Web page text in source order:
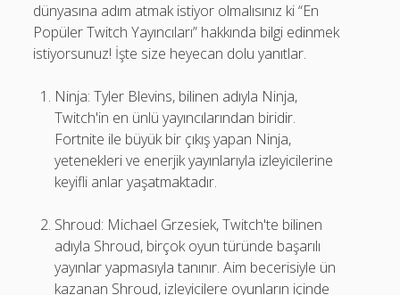
dünyasına adım atmak istiyor olmalısınız ki “En
Popüler Twitch Yayıncıları” hakkında bilgi edinmek
istiyorsunuz! İşte size heyecan dolu yanıtlar.
Ninja: Tyler Blevins, bilinen adıyla Ninja,
Twitch'in en ünlü yayıncılarından biridir.
Fortnite ile büyük bir çıkış yapan Ninja,
yetenekleri ve enerjik yayınlarıyla izleyicilerine
keyifli anlar yaşatmaktadır.
Shroud: Michael Grzesiek, Twitch'te bilinen
adıyla Shroud, birçok oyun türünde başarılı
yayınlar yapmasıyla tanınır. Aim becerisiyle ün
kazanan Shroud, izleyicilere oyunların içinde